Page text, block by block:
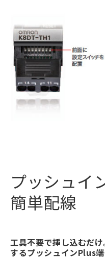
プッシュイ
簡単配線
工具不要で挿し込むだ
するプッシュインPlus端